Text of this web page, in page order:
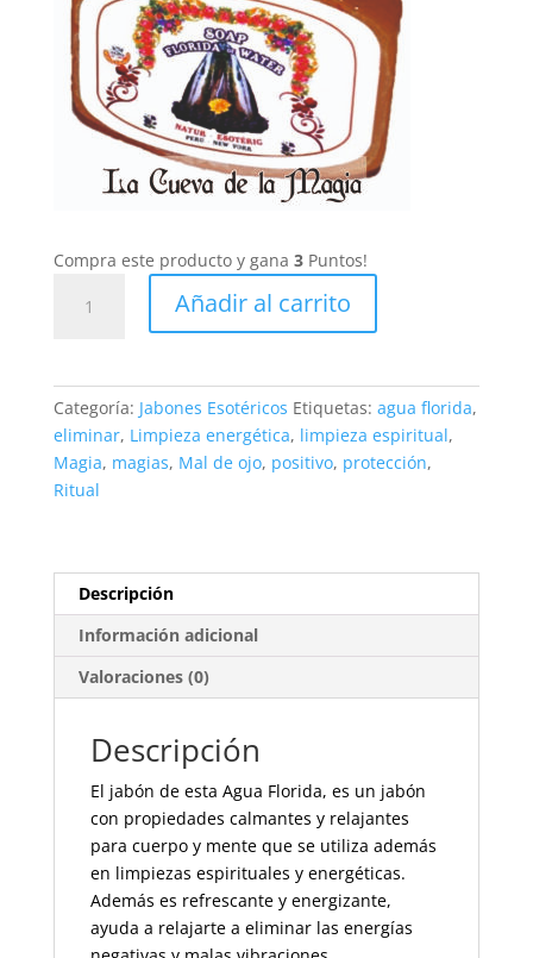
Compra este producto y gana 3Puntos!
Agua
Añadir al carrito
Categoría: Jabones Esotéricos Etiquetas: agua florida,
eliminar, Limpieza energética, limpieza espiritual,
Magia, magias, Mal de ojo, positivo, protección,
Ritual
Descripción
Información adicional
Valoraciones (0)
Descripción
El jabón de esta Agua Florida, es un jabón
con propiedades calmantes y relajantes
para cuerpo y mente que se utiliza además
en limpiezas espirituales y energéticas.
Además es refrescante y energizante,
ayuda a relajarte a eliminar las energías